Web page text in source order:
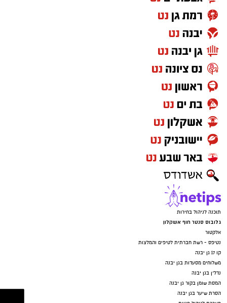
תוכנה לניהול בחירות
גלובוס סנטר חוף אשקלון
אלקטור
נטיפס - רשת חברתית לטיפים והמלצות
קו 17 גן יבנה
משלוחים מסעדות בגן יבנה
נדל"ן בגן יבנה
המסת שומן בקור גן יבנה
הסרת שיער בגן יבנה